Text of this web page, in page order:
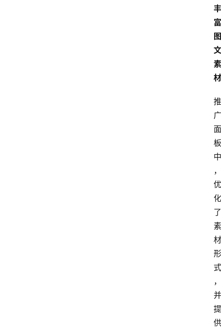
丰
富
图
文
素
材
推
广
面
板
中
，
优
化
了
素
材
形
式
，
并
提
供